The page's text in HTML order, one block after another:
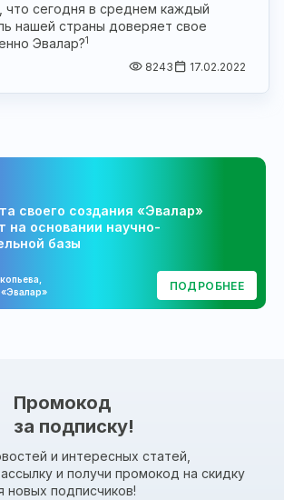
что сегодня в среднем каждый
нашей страны доверяет свое
Эвалар?1
8243 17.02.2022
своего создания «Эвалар»
на основании научно-
базы
ПОДРОБНЕЕ
Промокод
за подписку!
и интересных статей,
и получи промокод на скидку
новых подписчиков!